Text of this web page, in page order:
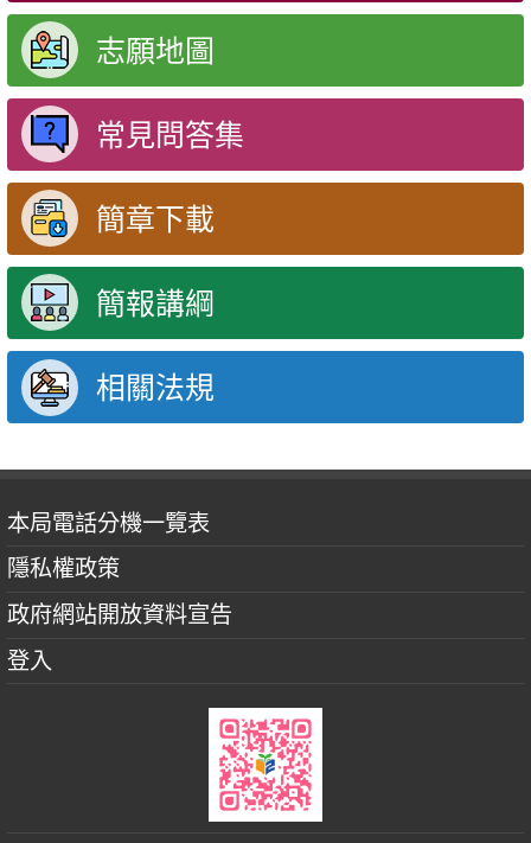
志願地圖
常見問答集
簡章下載
簡報講綱
相關法規
本局電話分機一覽表
隱私權政策
政府網站開放資料宣告
登入